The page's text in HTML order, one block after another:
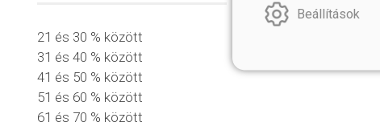
21 és 30 % között
31 és 40 % között
41 és 50 % között
51 és 60 % között
61 és 70 % között
Beállítások